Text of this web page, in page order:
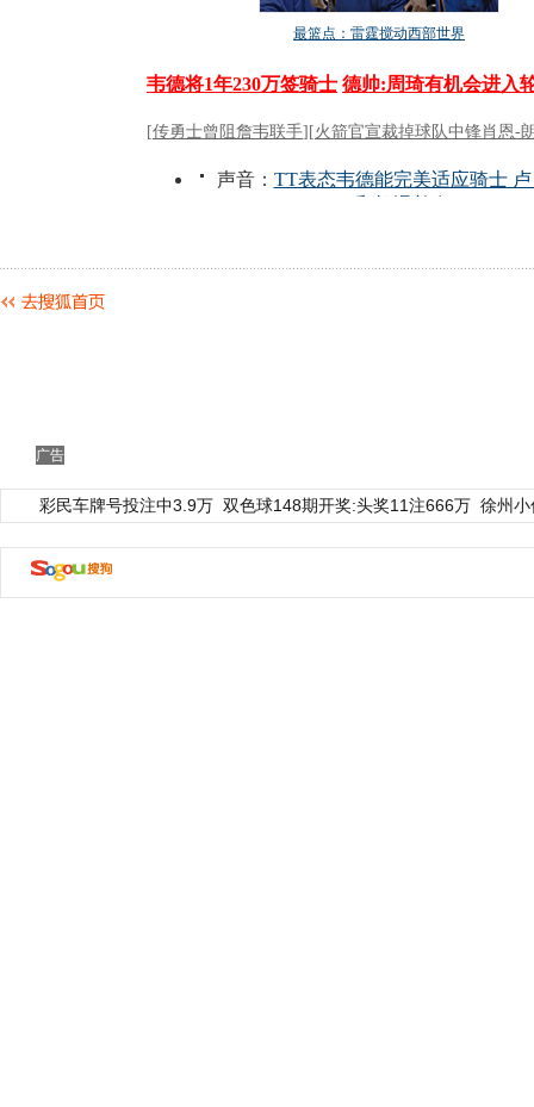
广告
彩民车牌号投注中3.9万 双色球148期开奖:头奖11注666万 徐州